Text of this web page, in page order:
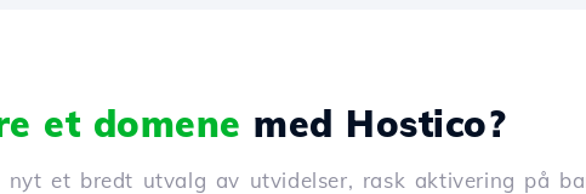
et domene med Hostico?
nyt et bredt utvalg av utvidelser, rask aktivering på